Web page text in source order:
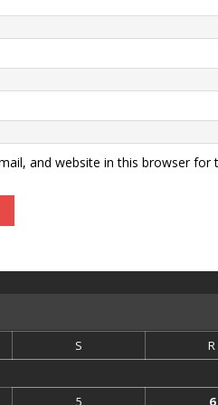
and website in this browser
S R
5 6